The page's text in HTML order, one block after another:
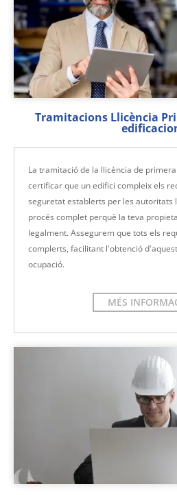
Tramitacions Llicència
La tramitació de la llicència de
certificar que un edifici compleix els
seguretat establerts per les autoritats
procés complet perquè la teva
legalment. Assegurem que tots els
complerts, facilitant l'obtenció
ocupació.
MÉS